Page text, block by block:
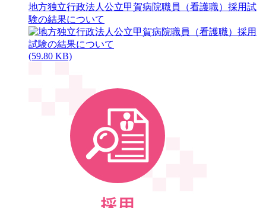
地方独立行政法人公立甲賀病院職員（看護職）採用試
験の結果について
(59.80 KB)